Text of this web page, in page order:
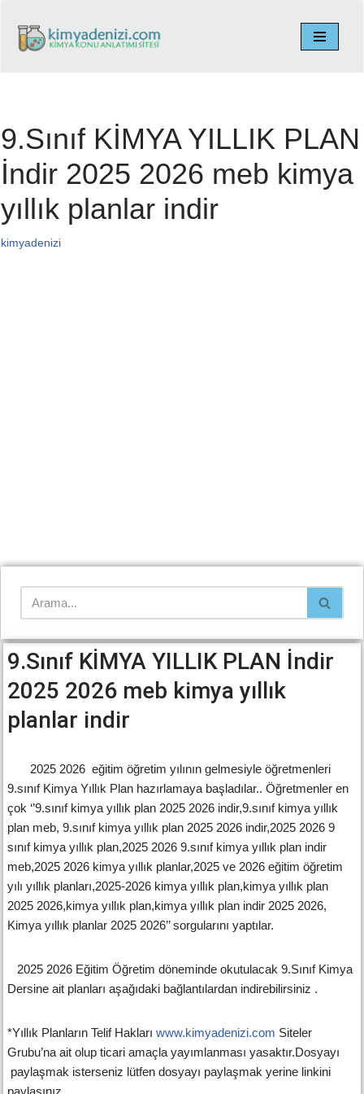
İçeriğe
9.Sınıf KİMYA YILLIK PLAN
İndir 2025 2026 meb kimya
yıllık planlar indir
kimyadenizi
9.Sınıf KİMYA YILLIK PLAN İndir
2025 2026 meb kimya yıllık
planlar indir
2025 2026 eğitim öğretim yılının gelmesiyle öğretmenleri
9.sınıf Kimya Yıllık Plan hazırlamaya başladılar.. Öğretmenler en
çok ‘’9.sınıf kimya yıllık plan 2025 2026 indir,9.sınıf kimya yıllık
plan meb, 9.sınıf kimya yıllık plan 2025 2026 indir,2025 2026 9
sınıf kimya yıllık plan,2025 2026 9.sınıf kimya yıllık plan indir
meb,2025 2026 kimya yıllık planlar,2025 ve 2026 eğitim öğretim
yılı yıllık planları,2025-2026 kimya yıllık plan,kimya yıllık plan
2025 2026,kimya yıllık plan,kimya yıllık plan indir 2025 2026,
Kimya yıllık planlar 2025 2026’’ sorgularını yaptılar.
2025 2026 Eğitim Öğretim döneminde okutulacak 9.Sınıf Kimya
Dersine ait planları aşağıdaki bağlantılardan indirebilirsiniz .
*Yıllık Planların Telif Hakları www.kimyadenizi.com Siteler
Grubu’na ait olup ticari amaçla yayımlanması yasaktır.Dosyayı
paylaşmak isterseniz lütfen dosyayı paylaşmak yerine linkini
paylaşınız.